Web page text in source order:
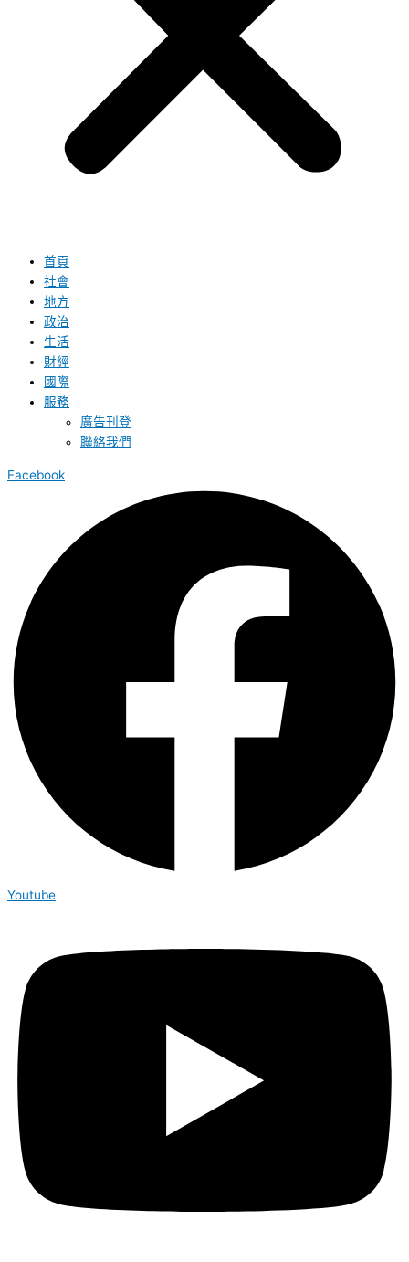
首頁
社會
地方
政治
生活
財經
國際
服務
廣告刊登
聯絡我們
Facebook
Youtube